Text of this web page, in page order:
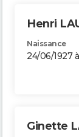
Henri
Naissance
24/06/1927 à
Ginette